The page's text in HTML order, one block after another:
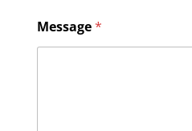
e
N
o
Message*